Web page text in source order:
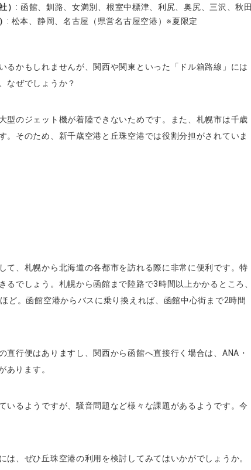
） : 函館、釧路、女満別、根室中標津、利尻、奥尻、三沢、秋田
: 松本、静岡、名古屋（県営名古屋空港）※夏限定
るかもしれませんが、関西や関東といった「ドル箱路線」には
なぜでしょうか？
型のジェット機が着陸できないためです。また、札幌市は千歳
。そのため、新千歳空港と丘珠空港では役割分担がされていま
て、札幌から北海道の各都市を訪れる際に非常に便利です。特
るでしょう。札幌から函館まで陸路で3時間以上かかるところ、
ど。函館空港からバスに乗り換えれば、函館中心街まで2時間
直行便はありますし、関西から函館へ直接行く場合は、ANA・
あります。
いるようですが、騒音問題など様々な課題があるようです。今
、ぜひ丘珠空港の利用を検討してみてはいかがでしょうか。